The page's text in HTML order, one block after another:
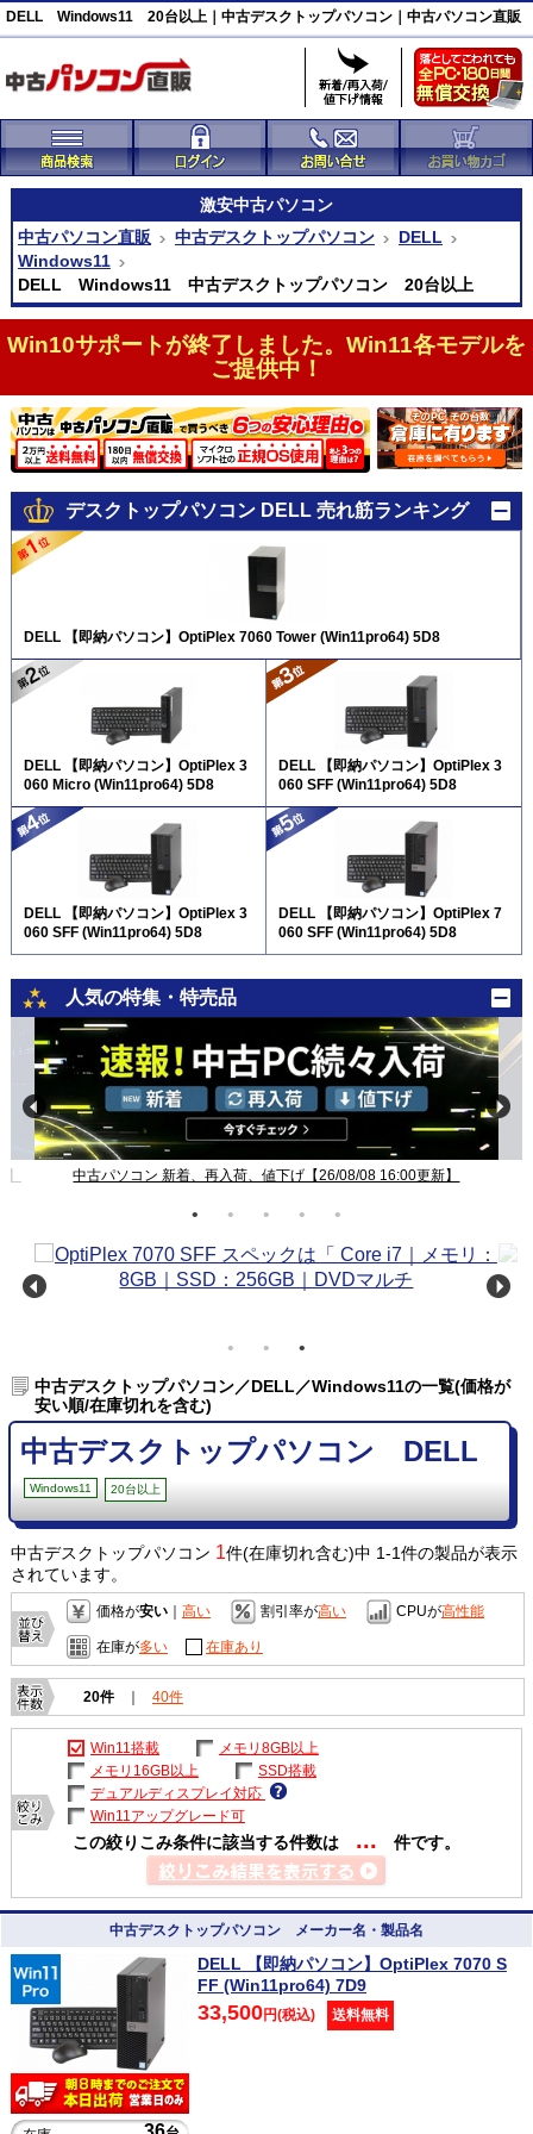
DELL Windows11 20台以上｜中古デスクトップパソコン｜中古パソコン直販
激安中古パソコン
中古パソコン直販
中古デスクトップパソコン
DELL
Windows11
DELL Windows11 中古デスクトップパソコン 20台以上
Win10サポートが終了しました。Win11各モデルを
ご提供中！
デスクトップパソコン DELL 売れ筋ランキング
DELL 【即納パソコン】OptiPlex 7060 Tower (Win11pro64) 5D8
DELL 【即納パソコン】OptiPlex 3
060 Micro (Win11pro64) 5D8
DELL 【即納パソコン】OptiPlex 3
060 SFF (Win11pro64) 5D8
DELL 【即納パソコン】OptiPlex 3
060 SFF (Win11pro64) 5D8
DELL 【即納パソコン】OptiPlex 7
060 SFF (Win11pro64) 5D8
人気の特集・特売品
中古パソコン 新着、再入荷、値下げ【26/08/08 16:00更新】
中古デスクトップパソコン／DELL／Windows11の一覧(価格が
安い順/在庫切れを含む)
中古デスクトップパソコン DELL
Windows11 20台以上
中古デスクトップパソコン 1件(在庫切れ含む)中 1-1件の製品が表示
されています。
価格が安い｜ 高い 割引率が高い CPUが高性能
在庫が多い 在庫あり
20件 ｜ 40件
Win11搭載
メモリ8GB以上
メモリ16GB以上
SSD搭載
デュアルディスプレイ対応
Win11アップグレード可
この絞りこみ条件に該当する件数は ... 件です。
中古デスクトップパソコン メーカー名・製品名
DELL 【即納パソコン】OptiPlex 7070 S
FF (Win11pro64) 7D9
33,500円(税込) 送料無料